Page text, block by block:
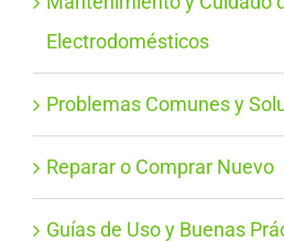
Electrodomésticos
Problemas Comunes y
Reparar o Comprar Nuevo
Guías de Uso y Buenas